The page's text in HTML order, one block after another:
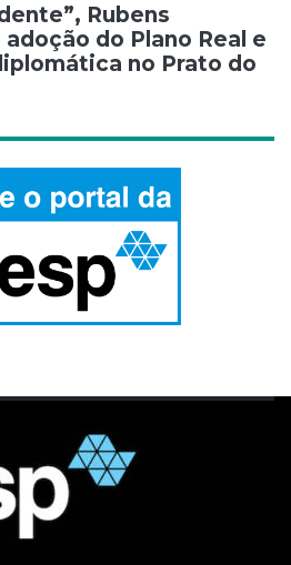
Rubens
do Plano Real e
no Prato do